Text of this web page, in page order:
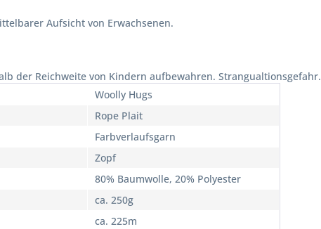
Aufsicht von Erwachsenen.
der Reichweite von Kindern aufbewahren. Strangualtionsgefahr.
Woolly Hugs
Rope Plait
Farbverlaufsgarn
Zopf
80% Baumwolle, 20% Polyester
ca. 250g
ca. 225m